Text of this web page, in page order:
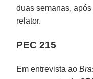
duas semanas,
relator.
PEC 215
Em entrevista ao